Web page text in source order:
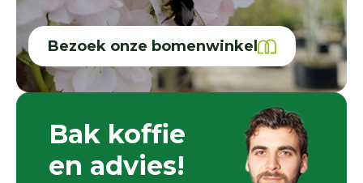
Bezoek onze bomenwinkel
Bak koffie
en advies!